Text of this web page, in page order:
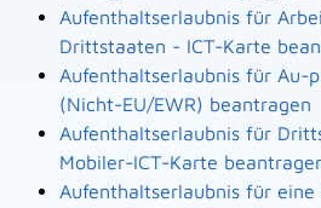
Aufenthaltserlaubnis für
Drittstaaten - ICT-Karte
Aufenthaltserlaubnis für Au-
(Nicht-EU/EWR) beantragen
Aufenthaltserlaubnis für
Mobiler-ICT-Karte
Aufenthaltserlaubnis für eine